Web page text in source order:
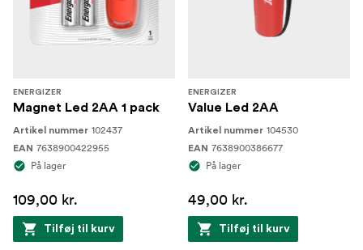
ENERGIZER
Magnet Led 2AA 1 pack
Artikel nummer 102437
EAN 7638900422955
På lager
109,00 kr.
Tilføj til kurv
ENERGIZER
Value Led 2AA
Artikel nummer 104530
EAN 7638900386677
På lager
49,00 kr.
Tilføj til kurv